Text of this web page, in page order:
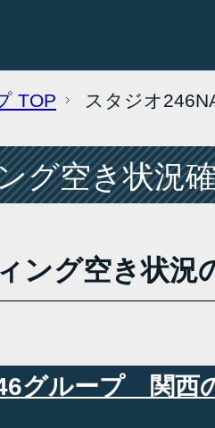
TOP スタジオ
グ空き状況
ング空き状況
グループ 関西